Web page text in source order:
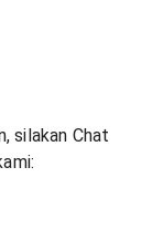
silakan Chat